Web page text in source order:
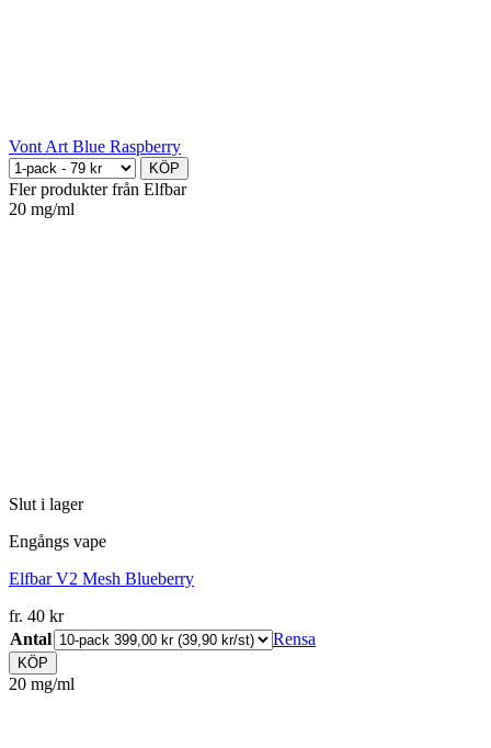
Vont Art Blue Raspberry
KÖP
Fler produkter från Elfbar
20 mg/ml
Slut i lager
Engångs vape
Elfbar V2 Mesh Blueberry
fr. 40 kr
Antal
Rensa
KÖP
20 mg/ml